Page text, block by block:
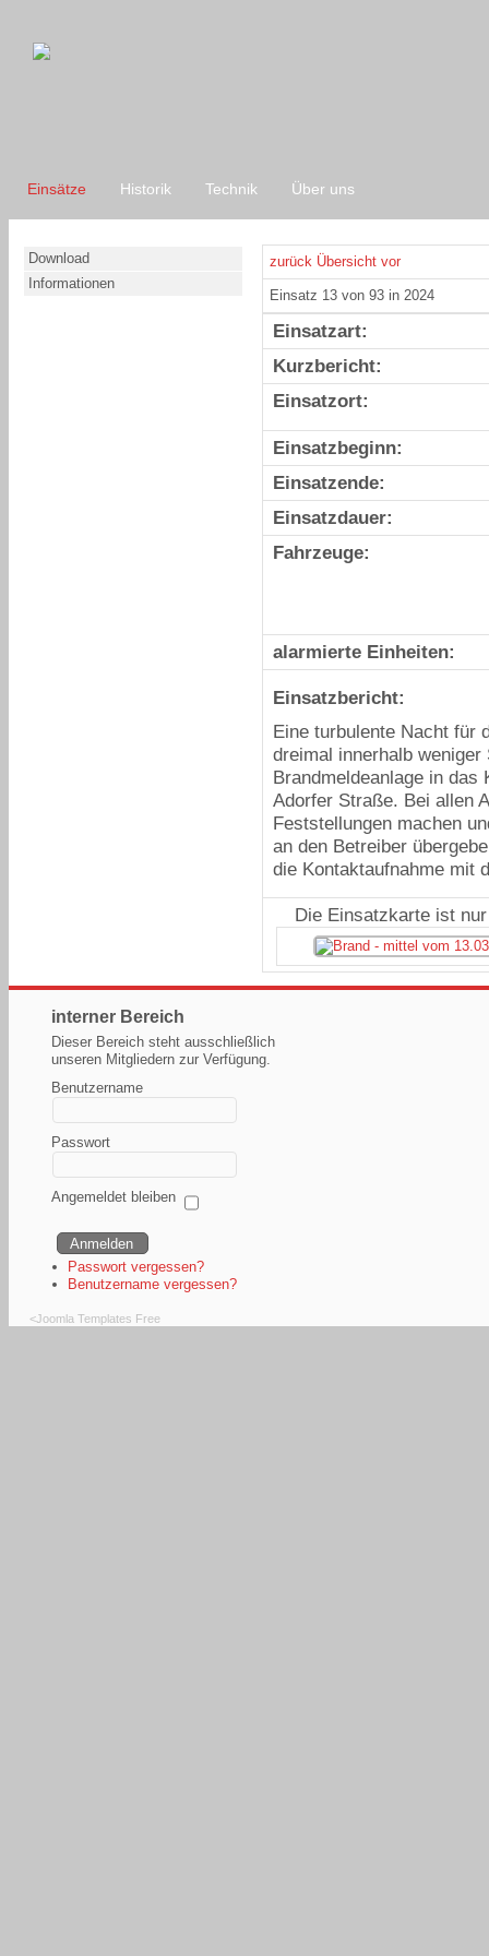
Einsätze Historik Technik Über uns
Download
Informationen
zurück Übersicht vor
Einsatz 13 von 93 in 2024
Einsatzart:
Kurzbericht:
Einsatzort:
Einsatzbeginn:
Einsatzende:
Einsatzdauer:
Fahrzeuge:
alarmierte Einheiten:
Einsatzbericht:
Eine turbulente Nacht für
dreimal innerhalb
Brandmeldeanlage in das
Adorfer Straße. Bei allen
Feststellungen machen
an den Betreiber
die Kontaktaufnahme mit
Die Einsatzkarte ist
interner Bereich
Dieser Bereich steht ausschließlich
unseren Mitgliedern zur Verfügung.
Benutzername
Passwort
Angemeldet bleiben
Passwort vergessen?
Benutzername vergessen?
<Joomla Templates Free